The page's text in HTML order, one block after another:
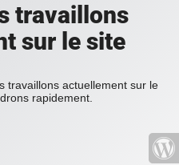
travaillons
sur le site
travaillons actuellement sur le
rapidement.